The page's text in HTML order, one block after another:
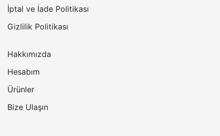
İptal ve İade Politikası
Gizlilik Politikası
Hakkımızda
Hesabım
Ürünler
Bize Ulaşın